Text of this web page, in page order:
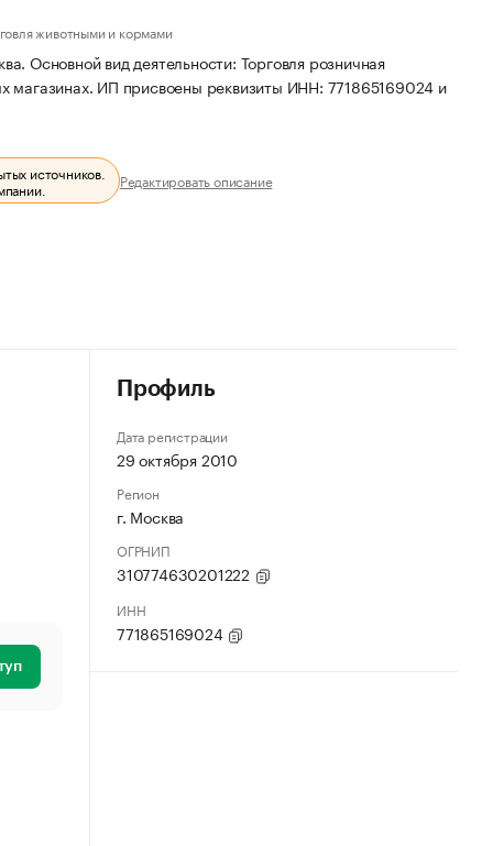
животными и кормами
Основной вид деятельности: Торговля розничная
ИП присвоены реквизиты ИНН: 771865169024 и
источников.
Редактировать описание
Профиль
Дата регистрации
29 октября 2010
Регион
г. Москва
ОГРНИП
310774630201222
ИНН
771865169024